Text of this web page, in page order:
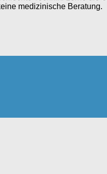
medizinische Beratung.